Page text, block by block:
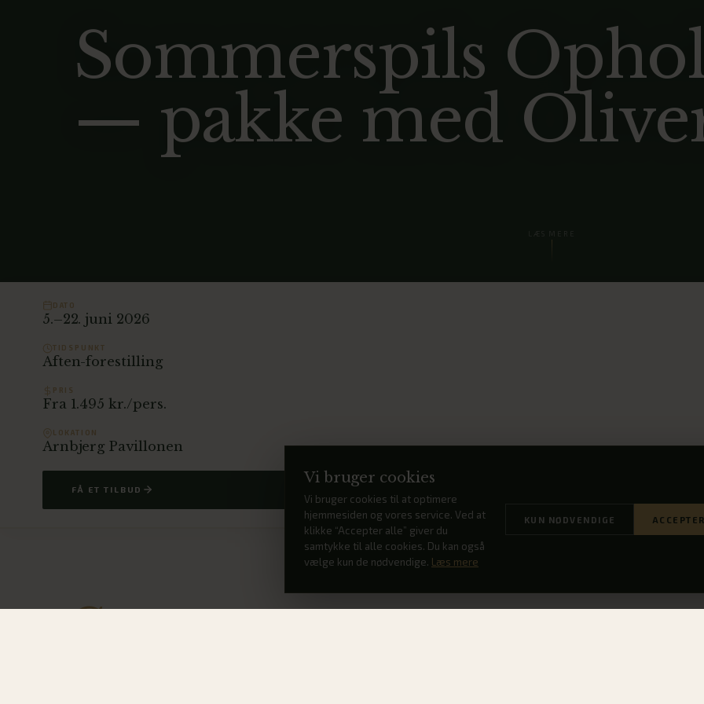
Sommerspils
— pakke med
DATO
5.–22. juni 2026
TIDSPUNKT
Aften-forestilling
PRIS
Fra 1.495 kr./pers.
LOKATION
Arnbjerg Pavillonen
FÅ ET TILBUD
G ør sommeraftenen nem og tryg med vores samlede pakke i samarbejde med 7-kanten. Vi har sørget
Vi bruger cookies
Vi bruger cookies til at optimere
hjemmesiden og vores service. Ved at
klikke “Accepter alle” giver du
samtykke til alle cookies. Du kan også
vælge kun de nødvendige. Læs mere
KUN NØDVENDIGE